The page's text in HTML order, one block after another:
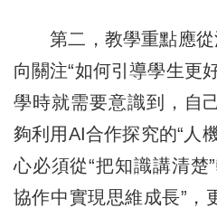
第二，教學重點應從
向關注“如何引導學生更
學時就需要意識到，自
夠利用AI合作探究的“人
心必須從“把知識講清楚
協作中實現思維成長”，